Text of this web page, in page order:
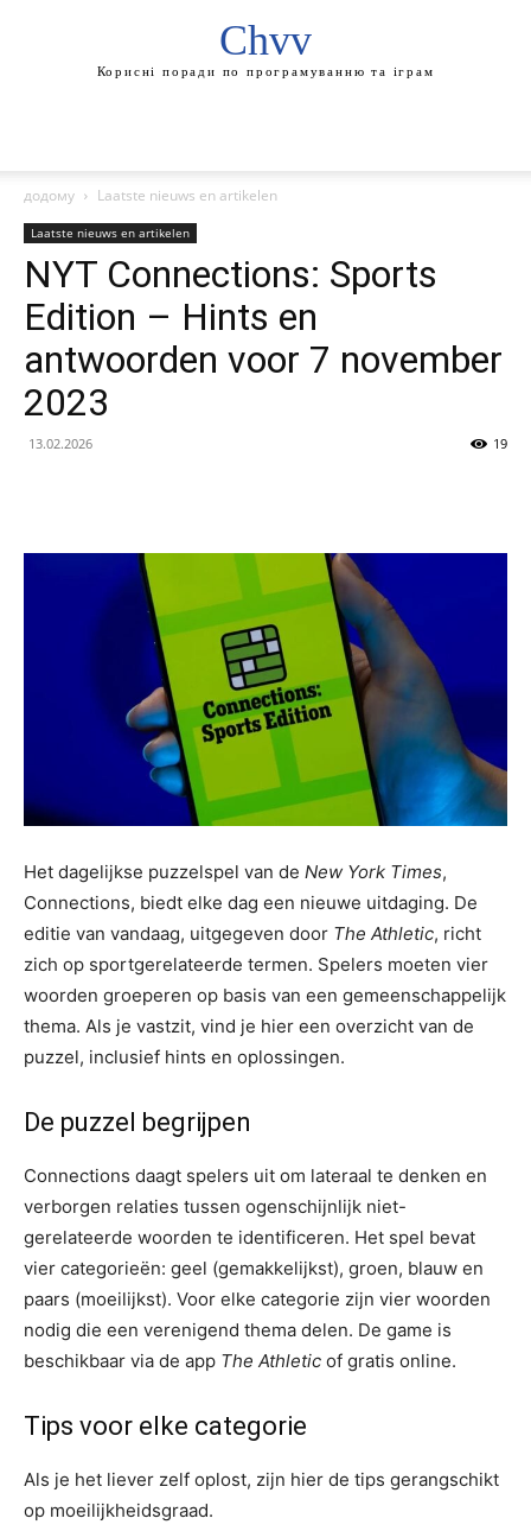
Chvv
Корисні поради по програмуванню та іграм
додому Laatste nieuws en artikelen
Laatste nieuws en artikelen
NYT Connections: Sports
Edition – Hints en
antwoorden voor 7 november
2023
13.02.2026 19
Het dagelijkse puzzelspel van de New York Times,
Connections, biedt elke dag een nieuwe uitdaging. De
editie van vandaag, uitgegeven door The Athletic, richt
zich op sportgerelateerde termen. Spelers moeten vier
woorden groeperen op basis van een gemeenschappelijk
thema. Als je vastzit, vind je hier een overzicht van de
puzzel, inclusief hints en oplossingen.
De puzzel begrijpen
Connections daagt spelers uit om lateraal te denken en
verborgen relaties tussen ogenschijnlijk niet-
gerelateerde woorden te identificeren. Het spel bevat
vier categorieën: geel (gemakkelijkst), groen, blauw en
paars (moeilijkst). Voor elke categorie zijn vier woorden
nodig die een verenigend thema delen. De game is
beschikbaar via de app The Athletic of gratis online.
Tips voor elke categorie
Als je het liever zelf oplost, zijn hier de tips gerangschikt
op moeilijkheidsgraad.